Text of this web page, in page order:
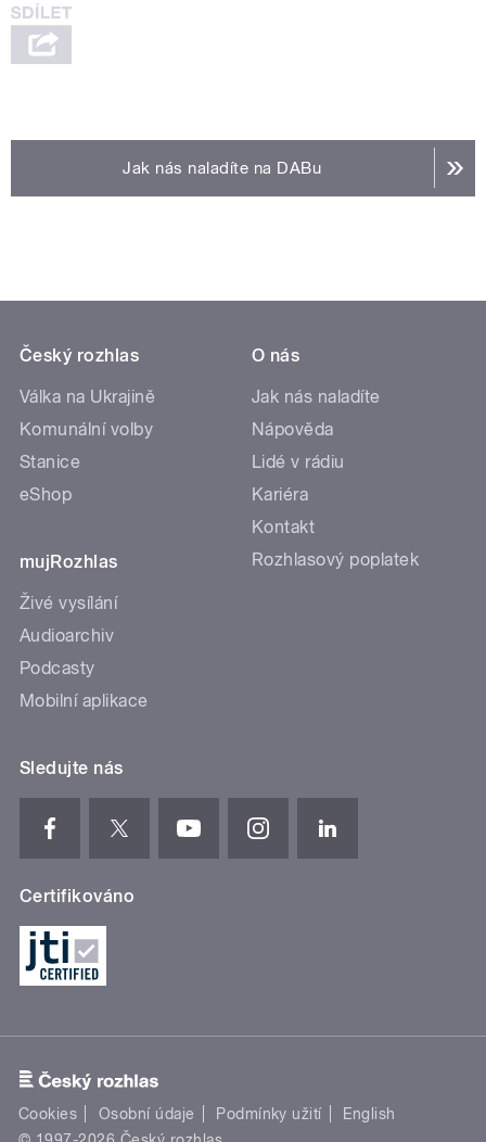
Jak nás naladíte na DABu
Český rozhlas
Válka na Ukrajině
Komunální volby
Stanice
eShop
mujRozhlas
Živé vysílání
Audioarchiv
Podcasty
Mobilní aplikace
O nás
Jak nás naladíte
Nápověda
Lidé v rádiu
Kariéra
Kontakt
Rozhlasový poplatek
Sledujte nás
Certifikováno
Cookies Osobní údaje Podmínky užití
English